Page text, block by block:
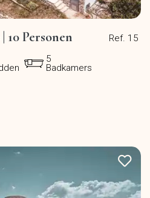
Ref. 15
Personen
5
Badkamers